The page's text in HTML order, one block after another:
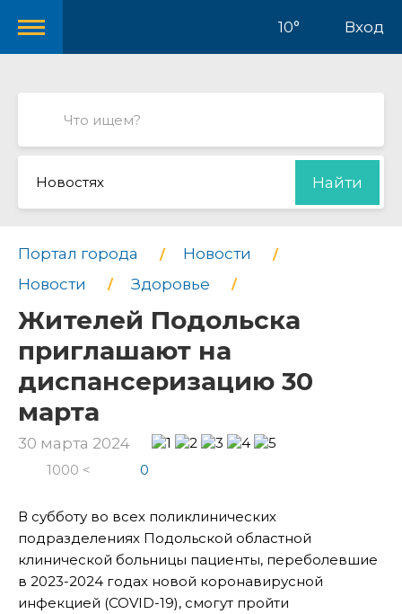
10° Вход
Новостях Найти
Портал города
Новости
Новости
Здоровье
Жителей Подольска
приглашают на
диспансеризацию 30
марта
30 марта 2024
1000 < 0
В субботу во всех поликлинических
подразделениях Подольской областной
клинической больницы пациенты, переболевшие
в 2023-2024 годах новой коронавирусной
инфекцией (COVID-19), смогут пройти